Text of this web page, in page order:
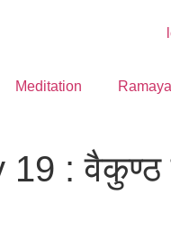
Meditation
: वैकुण्ठ